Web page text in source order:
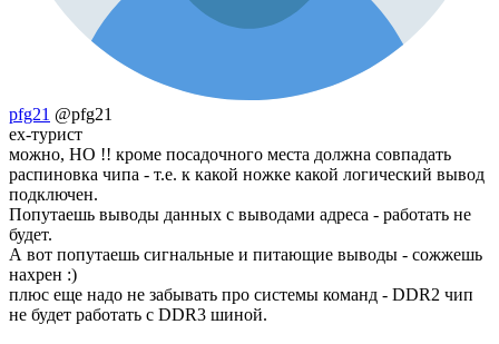
pfg21 @pfg21
ex-турист
можно, НО !! кроме посадочного места должна совпадать
распиновка чипа - т.е. к какой ножке какой логический вывод
подключен.
Попутаешь выводы данных с выводами адреса - работать не
будет.
А вот попутаешь сигнальные и питающие выводы - сожжешь
нахрен :)
плюс еще надо не забывать про системы команд - DDR2 чип
не будет работать с DDR3 шиной.